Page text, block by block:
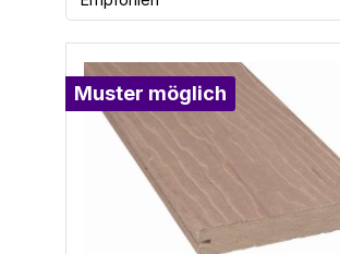
Muster möglich